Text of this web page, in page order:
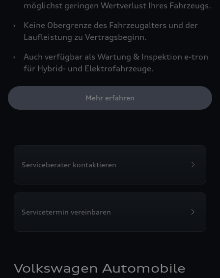
möglichst geringen Wertverlust Ihres Fahrzeugs.
›
Keine Obergrenze des Fahrzeugalters und der
Laufleistung zu Vertragsbeginn.
›
Auch verfügbar als Wartung & Inspektion e-tron
für Hybrid- und Elektrofahrzeuge.
Mehr erfahren
Serviceberater kontaktieren
Servicetermin vereinbaren
Volkswagen Automobile